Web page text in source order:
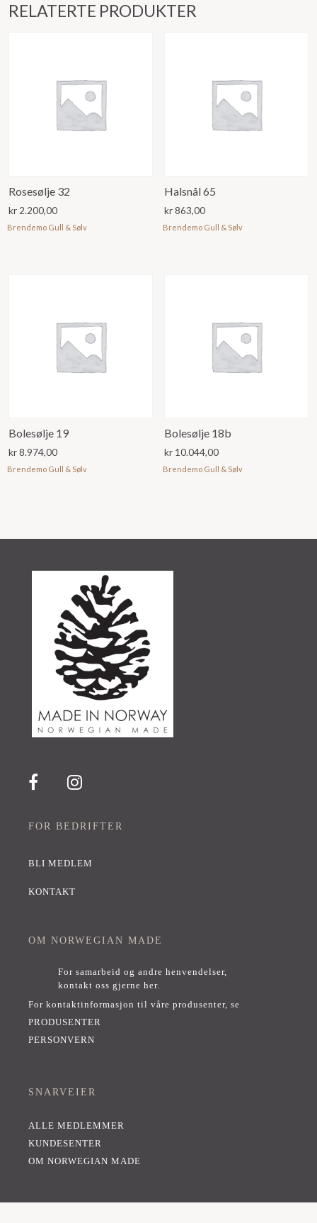
RELATERTE PRODUKTER
Rosesølje 32
kr 2.200,00
Brendemo Gull & Sølv
Halsnål 65
kr863,00
Brendemo Gull & Sølv
Bolesølje 19
kr8.974,00
Brendemo Gull & Sølv
Bolesølje 18b
kr 10.044,00
Brendemo Gull & Sølv
FOR BEDRIFTER
BLI MEDLEM
KONTAKT
OM NORWEGIAN MADE
For samarbeid og andre henvendelser,
kontakt oss gjerne her.
For kontaktinformasjon til våre produsenter, se
PRODUSENTER
PERSONVERN
SNARVEIER
ALLE MEDLEMMER
KUNDESENTER
OM NORWEGIAN MADE